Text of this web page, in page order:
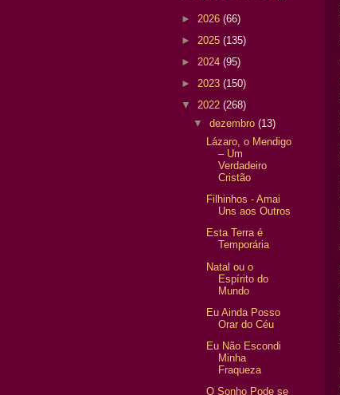
► 2026 (66)
► 2025 (135)
► 2024 (95)
► 2023 (150)
▼ 2022 (268)
▼dezembro(13)
Lázaro, o Mendigo
– Um
Verdadeiro
Cristão
Filhinhos - Amai
Uns aos Outros
Esta Terra é
Temporária
Natal ou o
Espírito do
Mundo
Eu Ainda Posso
Orar do Céu
Eu Não Escondi
Minha
Fraqueza
O Sonho Pode se